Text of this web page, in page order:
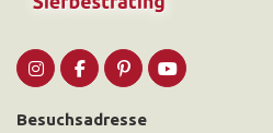
Besuchsadresse